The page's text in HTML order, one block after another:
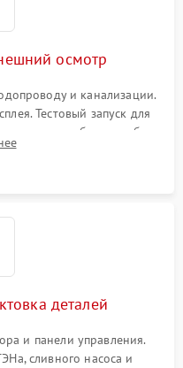
осмотр
и канализации.
Тестовый запуск для
или сбоев в работе
управления.
деталей
и панели управления.
сливного насоса и